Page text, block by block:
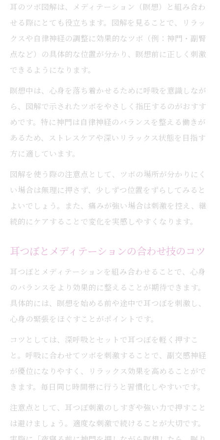
耳のツボ図解は、メディテーション（瞑想）と組み合わ
せる際にとても役立ちます。図解を見ることで、リラッ
クスや自律神経の調整に効果的なツボ（例：神門・副腎
点など）の具体的な位置が分かり、瞑想前に正しく刺激
できるようになります。
瞑想中は、心身を落ち着かせるために呼吸を意識しなが
ら、図解で示されたツボをやさしく指圧するのがおすす
めです。特に神門は自律神経のバランスを整える働きが
あるため、ストレスケアや深いリラックス状態を目指す
方に適しています。
図解を使う際の注意点として、ツボの場所が分かりにく
い場合は無理に押さず、少しずつ位置をずらしてみると
よいでしょう。また、痛みが強い場合は刺激を控え、継
続的にケアすることで変化を実感しやすくなります。
耳つぼとメディテーションの合わせ技のコツ
耳つぼとメディテーションを組み合わせることで、心身
のバランスをより効果的に整えることが期待できます。
具体的には、瞑想を始める前や途中で耳つぼを刺激し、
心身の緊張をほぐすことがポイントです。
コツとしては、深呼吸とセットで耳つぼを軽く押すこ
と。呼吸に合わせてツボを刺激することで、副交感神経
が優位になりやすく、リラックス効果を高めることがで
きます。毎日同じ時間帯に行うと習慣化しやすいです。
注意点として、耳つぼ刺激のしすぎや強い力で押すこと
は避けましょう。適度な刺激で続けることが大切です。